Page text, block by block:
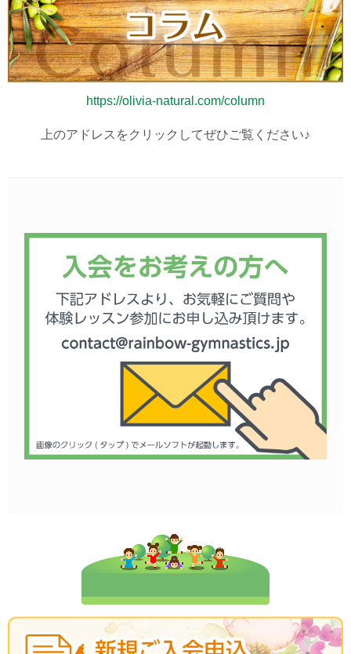
https://olivia-natural.com/column
上のアドレスをクリックしてぜひご覧ください♪